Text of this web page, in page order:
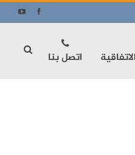
اتصل بنا